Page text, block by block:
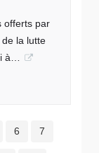
offerts par
la lutte
à…
6 7